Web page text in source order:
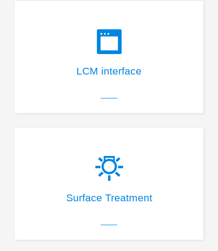
LCM interface
Surface Treatment